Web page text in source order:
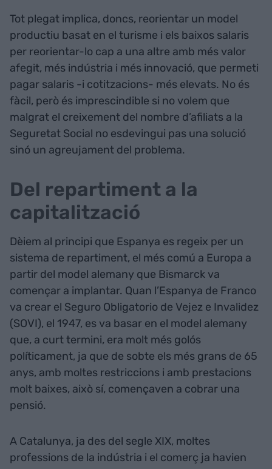
Tot plegat implica, doncs, reorientar un model
productiu basat en el turisme i els baixos salaris
per reorientar-lo cap a una altre amb més valor
afegit, més indústria i més innovació, que permeti
pagar salaris -i cotitzacions- més elevats. No és
fàcil, però és imprescindible si no volem que
malgrat el creixement del nombre d’afiliats a la
Seguretat Social no esdevingui pas una solució
sinó un agreujament del problema.
Del repartiment a la
capitalització
Dèiem al principi que Espanya es regeix per un
sistema de repartiment, el més comú a Europa a
partir del model alemany que Bismarck va
començar a implantar. Quan l’Espanya de Franco
va crear el Seguro Obligatorio de Vejez e Invalidez
(SOVI), el 1947, es va basar en el model alemany
que, a curt termini, era molt més golós
políticament, ja que de sobte els més grans de 65
anys, amb moltes restriccions i amb prestacions
molt baixes, això sí, començaven a cobrar una
pensió.
A Catalunya, ja des del segle XIX, moltes
professions de la indústria i el comerç ja havien